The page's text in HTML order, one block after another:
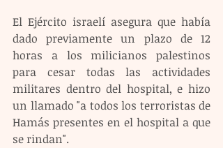
El Ejército israelí asegura que había
dado previamente un plazo de 12
horas a los milicianos palestinos
para cesar todas las actividades
militares dentro del hospital, e hizo
un llamado "a todos los terroristas de
Hamás presentes en el hospital a que
se rindan".